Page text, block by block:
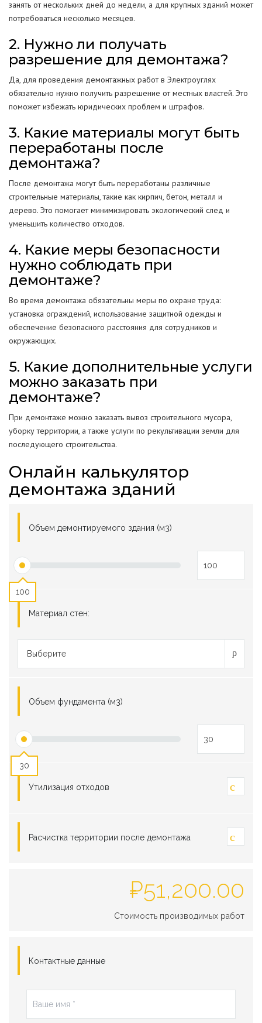
занять от нескольких дней до недели, а для крупных зданий может
потребоваться несколько месяцев.
2. Нужно ли получать
разрешение для демонтажа?
Да, для проведения демонтажных работ в Электроуглях
обязательно нужно получить разрешение от местных властей. Это
поможет избежать юридических проблем и штрафов.
3. Какие материалы могут быть
переработаны после
демонтажа?
После демонтажа могут быть переработаны различные
строительные материалы, такие как кирпич, бетон, металл и
дерево. Это помогает минимизировать экологический след и
уменьшить количество отходов.
4. Какие меры безопасности
нужно соблюдать при
демонтаже?
Во время демонтажа обязательны меры по охране труда:
установка ограждений, использование защитной одежды и
обеспечение безопасного расстояния для сотрудников и
окружающих.
5. Какие дополнительные услуги
можно заказать при
демонтаже?
При демонтаже можно заказать вывоз строительного мусора,
уборку территории, а также услуги по рекультивации земли для
последующего строительства.
Онлайн калькулятор
демонтажа зданий
Объем демонтируемого здания (м3)
100
Материал стен:
Выберите
Объем фундамента (м3)
30
Утилизация отходов
Расчистка территории после демонтажа
₽51,200.00
Стоимость производимых работ
Контактные данные